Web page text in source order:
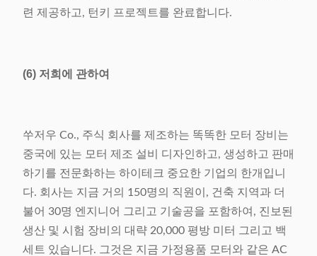
련 제공하고, 턴키 프로젝트를 완료합니다.
(6) 저희에 관하여
쑤저우 Co., 주식 회사를 제조하는 똑똑한 모터 장비는
중국에 있는 모터 제조 설비 디자인하고, 생성하고 판매
하기를 전문화하는 하이테크 중요한 기업의 한개입니
다. 회사는 지금 거의 150명의 직원이, 건축 지역과 더
불어 30명 엔지니어 그리고 기술공을 포함하여, 진보된
생산 및 시험 장비의 대략 20,000 평방 미터 그리고 백
세트 있습니다. 그것은 지금 가정용품 모터와 같은 AC